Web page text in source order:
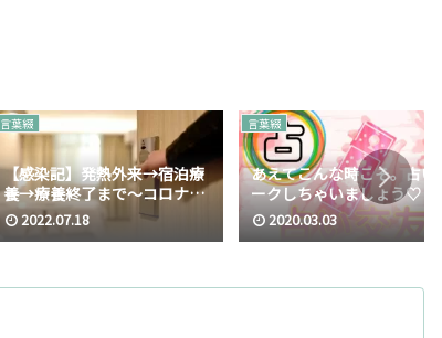
言葉綴
【感染記】発熱外来→宿泊療
養→療養終了まで～コロナ感
染・コロナ陽性…新型コロナ
ウイルス感染症(COVID‑19)に
2022.07.18
言葉綴
あえてこんな時こそ。占いト
ークしちゃいましょう♡
2020.03.03